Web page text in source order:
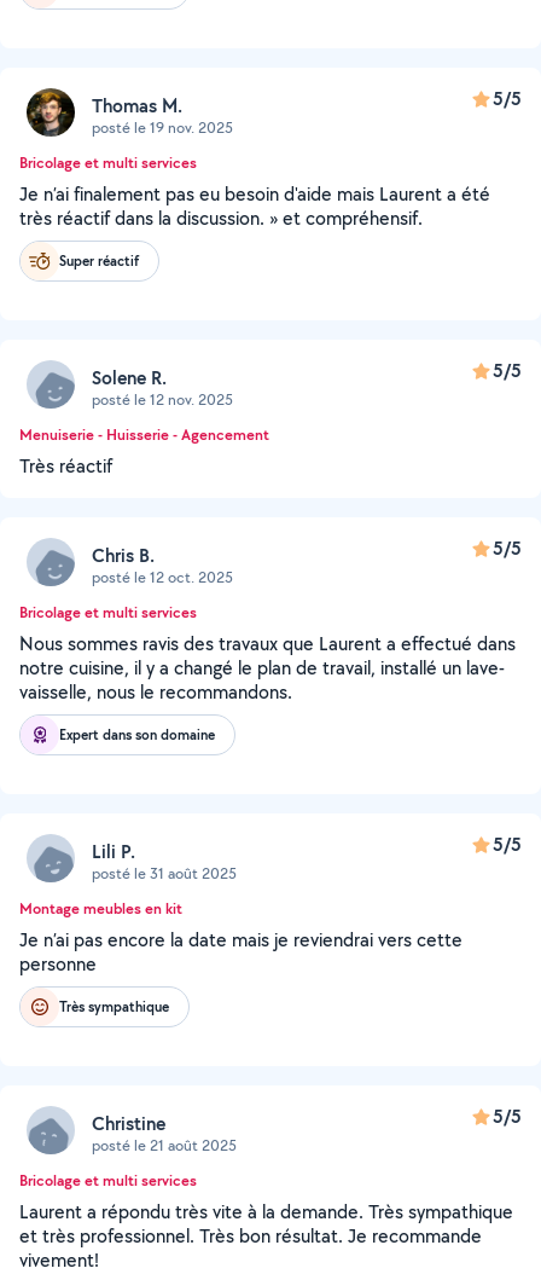
Thomas M.
posté le 19 nov. 2025
5/5
Bricolage et multi services
Je n’ai finalement pas eu besoin d'aide mais Laurent a été
très réactif dans la discussion. » et compréhensif.
Super réactif
Solene R.
posté le 12 nov. 2025
5/5
Menuiserie - Huisserie - Agencement
Très réactif
Chris B.
posté le 12 oct. 2025
5/5
Bricolage et multi services
Nous sommes ravis des travaux que Laurent a effectué dans
notre cuisine, il y a changé le plan de travail, installé un lave-
vaisselle, nous le recommandons.
Expert dans son domaine
Lili P.
posté le 31 août 2025
5/5
Montage meubles en kit
Je n’ai pas encore la date mais je reviendrai vers cette
personne
Très sympathique
Christine
posté le 21 août 2025
5/5
Bricolage et multi services
Laurent a répondu très vite à la demande. Très sympathique
et très professionnel. Très bon résultat. Je recommande
vivement!